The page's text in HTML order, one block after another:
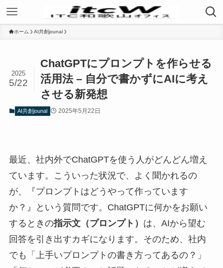
ホーム AI共創jounal
ChatGPTにプロンプトを作らせる
活用法 – 自分で書かずにAIに考え
させる新発想
2025
5/22
AI共創jounal 2025年5月22日
最近、社内外でChatGPTを使う人がどんどん増え
ています。こういった状況で、よく聞かれるの
が、『プロンプトはどうやって作っています
か？』という質問です。ChatGPTに何かをお願い
するときの指示文（プロンプト） は、AIから望む
回答を引き出すカギになります。そのため、社内
でも「上手いプロンプトの書き方ってあるの？」